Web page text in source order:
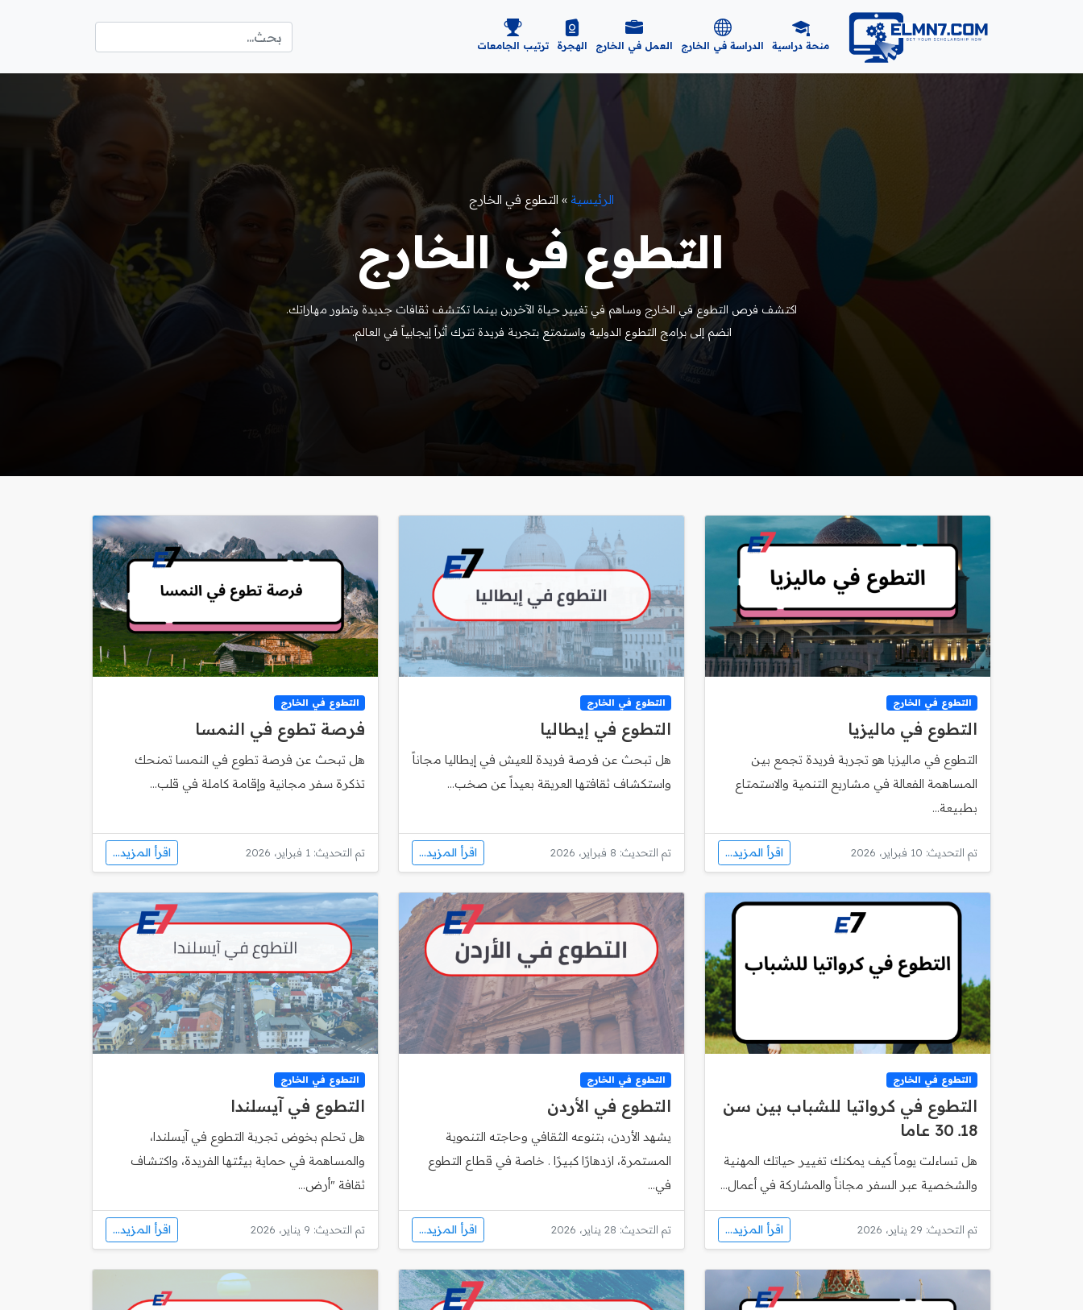
منحة دراسية الدراسة في الخارج العمل في الخارج الهجرة ترتيب الجامعات
الرئيسية » التطوع في الخارج
التطوع في الخارج
اكتشف فرص التطوع في الخارج وساهم في تغيير حياة الآخرين بينما تكتشف ثقافات جديدة وتطور مهاراتك.
انضم إلى برامج التطوع الدولية واستمتع بتجربة فريدة تترك أثراً إيجابياً في العالم.
التطوع في الخارج
التطوع في ماليزيا
التطوع في ماليزيا هو تجربة فريدة تجمع بين
المساهمة الفعالة في مشاريع التنمية والاستمتاع
بطبيعة...
تم التحديث: 10 فبراير، 2026 اقرأ المزيد...
التطوع في الخارج
التطوع في إيطاليا
هل تبحث عن فرصة فريدة للعيش في إيطاليا مجاناً
واستكشاف ثقافتها العريقة بعيداً عن صخب...
تم التحديث: 8 فبراير، 2026 اقرأ المزيد...
التطوع في الخارج
فرصة تطوع في النمسا
هل تبحث عن فرصة تطوع في النمسا تمنحك
تذكرة سفر مجانية وإقامة كاملة في قلب...
تم التحديث: 1 فبراير، 2026 اقرأ المزيد...
التطوع في الخارج
التطوع في كرواتيا للشباب بين سن
18ـ 30 عاما
هل تساءلت يوماً كيف يمكنك تغيير حياتك المهنية
والشخصية عبر السفر مجاناً والمشاركة في أعمال...
تم التحديث: 29 يناير، 2026 اقرأ المزيد...
التطوع في الخارج
التطوع في الأردن
يشهد الأردن، بتنوعه الثقافي وحاجته التنموية
المستمرة، ازدهارًا كبيرًا . خاصة في قطاع التطوع
في...
تم التحديث: 28 يناير، 2026 اقرأ المزيد...
التطوع في الخارج
التطوع في آيسلندا
هل تحلم بخوض تجربة التطوع في آيسلندا،
والمساهمة في حماية بيئتها الفريدة، واكتشاف
ثقافة "أرض...
تم التحديث: 9 يناير، 2026 اقرأ المزيد...